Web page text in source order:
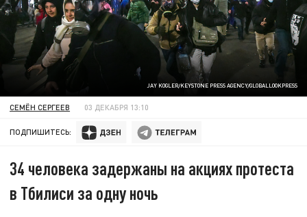
JAY KOGLER/KEYSTONE PRESS AGENCY/GLOBALLOOKPRESS
СЕМЁН СЕРГЕЕВ 03 ДЕКАБРЯ 13:10
ПОДПИШИТЕСЬ:
34 человека задержаны на акциях протеста
в Тбилиси за одну ночь